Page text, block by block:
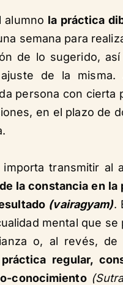
alumno la práctica
semana para
de lo sugerido,
de la misma.
persona con cierta
en el plazo de
transmitir al
la constancia en la
(vairagyam).
mental que
o, al revés,
regular,
conocimiento